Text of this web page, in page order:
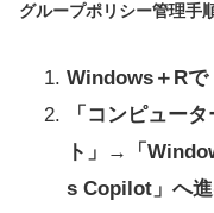
グループポリシー管理手
Windows＋R
「コンピュー
ト」→「
s Copilot」へ